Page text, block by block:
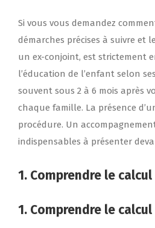
Si vous vous demandez
démarches précises à suivre et
un ex-conjoint, est strictement
l’éducation de l’enfant selon
souvent sous 2 à 6 mois après
chaque famille. La présence
procédure. Un
indispensables à présenter
1. Comprendre le
1. Comprendre le